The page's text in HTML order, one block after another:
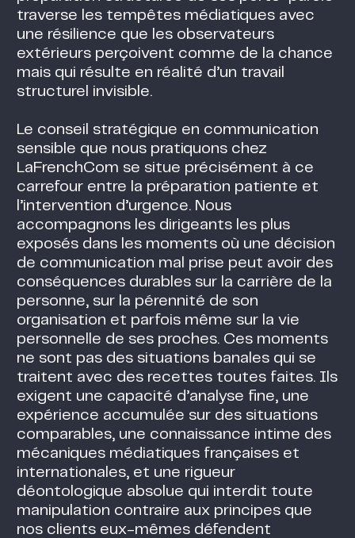
traverse les tempêtes médiatiques avec
une résilience que les observateurs
extérieurs perçoivent comme de la chance
mais qui résulte en réalité d’un travail
structurel invisible.
Le conseil stratégique en communication
sensible que nous pratiquons chez
LaFrenchCom se situe précisément à ce
carrefour entre la préparation patiente et
l’intervention d’urgence. Nous
accompagnons les dirigeants les plus
exposés dans les moments où une décision
de communication mal prise peut avoir des
conséquences durables sur la carrière de la
personne, sur la pérennité de son
organisation et parfois même sur la vie
personnelle de ses proches. Ces moments
ne sont pas des situations banales qui se
traitent avec des recettes toutes faites. Ils
exigent une capacité d’analyse fine, une
expérience accumulée sur des situations
comparables, une connaissance intime des
mécaniques médiatiques françaises et
internationales, et une rigueur
déontologique absolue qui interdit toute
manipulation contraire aux principes que
nos clients eux-mêmes défendent